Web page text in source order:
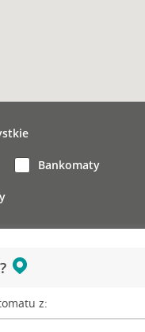
z:
Bankomaty